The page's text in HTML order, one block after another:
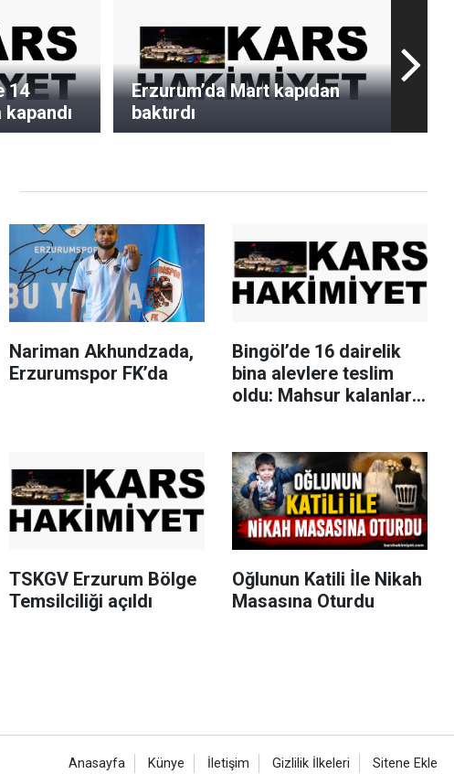
14
Erzurum’da Mart kapıdan
baktırdı
Nariman Akhundzada,
Erzurumspor FK’da
Bingöl’de 16 dairelik
bina alevlere teslim
oldu: Mahsur kalanları
TSKGV Erzurum Bölge
Temsilciliği açıldı
Oğlunun Katili İle Nikah
Masasına Oturdu
Anasayfa Künye İletişim Gizlilik İlkeleri Sitene Ekle